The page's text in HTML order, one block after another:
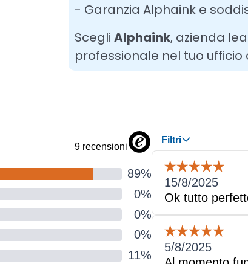
- Garanzia Alphaink e
ScegliAlphaink, azienda
professionale nel tuo ufficio